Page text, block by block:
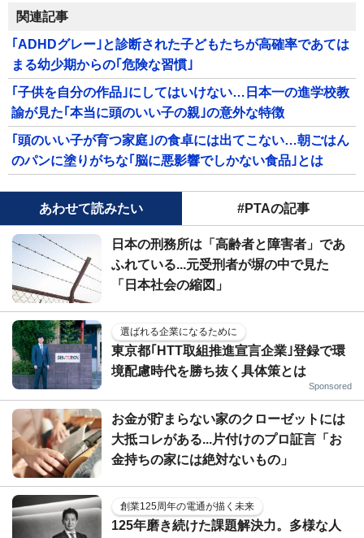
関連記事
｢ADHDグレー｣と診断された子どもたちが高確率であては
まる幼少期からの｢危険な習慣｣
｢子供を自分の作品｣にしてはいけない…日本一の進学校教
諭が見た｢本当に頭のいい子の親｣の意外な特徴
｢頭のいい子が育つ家庭｣の食卓には出てこない…朝ごはん
のパンに塗りがちな｢脳に悪影響でしかない食品｣とは
あわせて読みたい #PTAの記事
日本の刑務所は「高齢者と障害者」であ
ふれている...元受刑者が塀の中で見た
「日本社会の縮図」
選ばれる企業になるために
東京都｢HTT取組推進宣言企業｣登録で環
境配慮時代を勝ち抜く具体策とは
Sponsored
お金が貯まらない家のクローゼットには
大抵コレがある...片付けのプロ証言「お
金持ちの家には絶対ないもの」
創業125周年の電通が描く未来
125年磨き続けた課題解決力。多様な人